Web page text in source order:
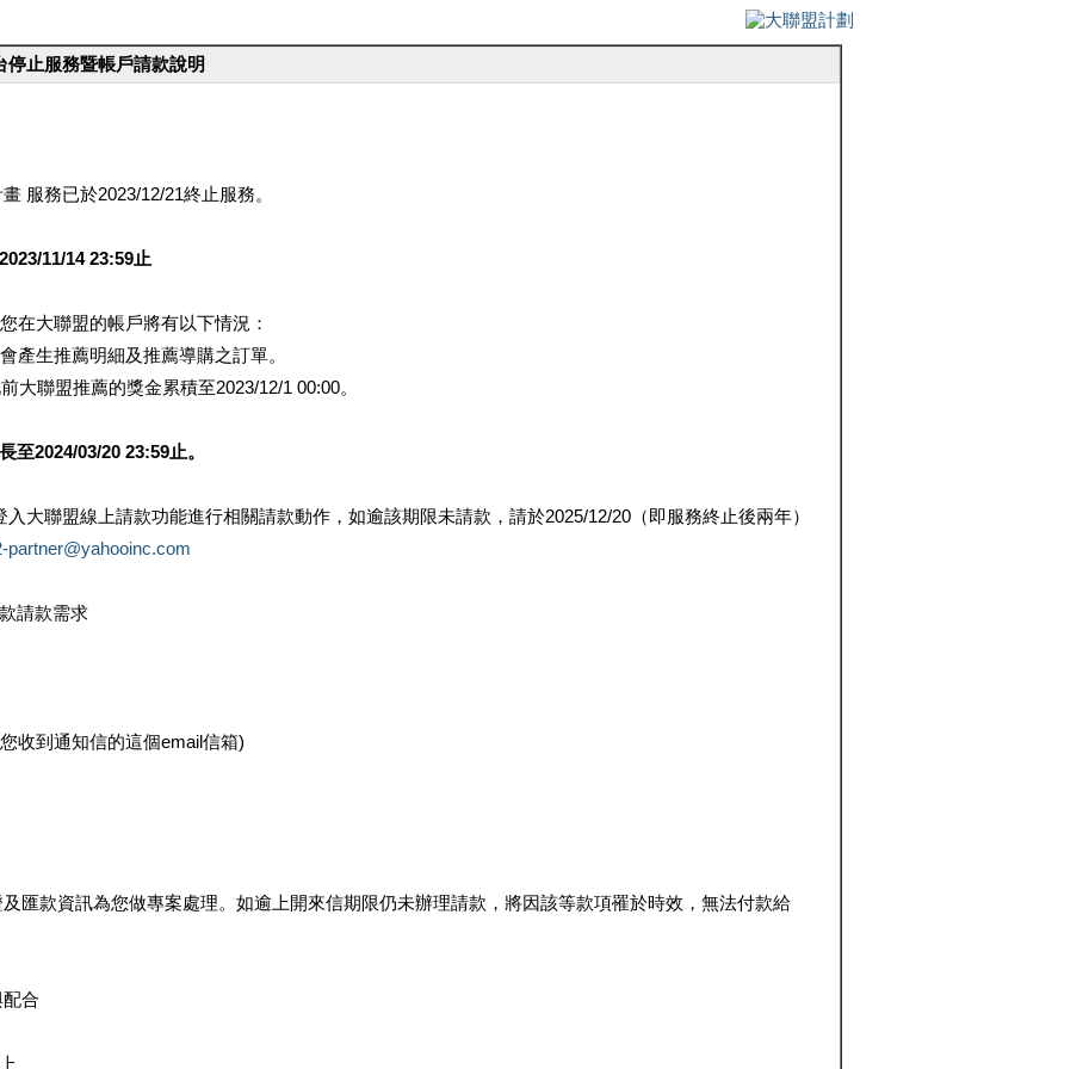
止服務暨帳戶請款說明
服務已於2023/12/21終止服務。
11/14 23:59止
在大聯盟的帳戶將有以下情況：
產生推薦明細及推薦導購之訂單。
大聯盟推薦的獎金累積至2023/12/1 00:00。
至2024/03/20 23:59止。
大聯盟線上請款功能進行相關請款動作，如逾該期限未請款，請於2025/12/20（即服務終止後兩年）
partner@yahooinc.com
請款需求
收到通知信的這個email信箱)
匯款資訊為您做專案處理。如逾上開來信期限仍未辦理請款，將因該等款項罹於時效，無法付款給
合